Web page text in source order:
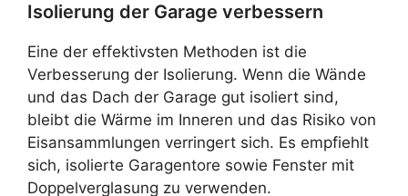
Isolierung der Garage verbessern
Eine der effektivsten Methoden ist die
Verbesserung der Isolierung. Wenn die Wände
und das Dach der Garage gut isoliert sind,
bleibt die Wärme im Inneren und das Risiko von
Eisansammlungen verringert sich. Es empfiehlt
sich, isolierte Garagentore sowie Fenster mit
Doppelverglasung zu verwenden.